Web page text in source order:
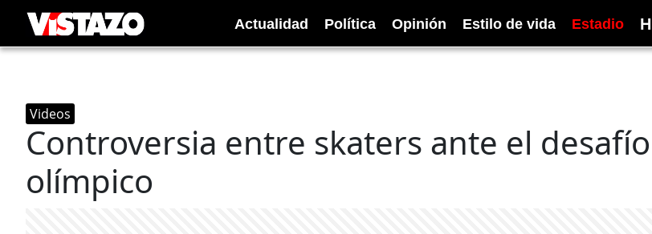
Actualidad Política Opinión Estilo de vida Estadio H
Videos
Controversia entre skaters ante el desafío
olímpico